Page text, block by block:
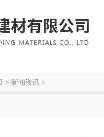
> 新闻资讯 >